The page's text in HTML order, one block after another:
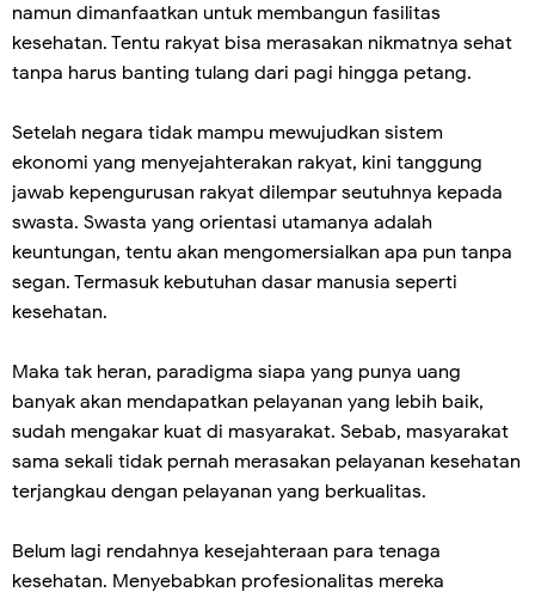
namun dimanfaatkan untuk membangun fasilitas
kesehatan. Tentu rakyat bisa merasakan nikmatnya sehat
tanpa harus banting tulang dari pagi hingga petang.
Setelah negara tidak mampu mewujudkan sistem
ekonomi yang menyejahterakan rakyat, kini tanggung
jawab kepengurusan rakyat dilempar seutuhnya kepada
swasta. Swasta yang orientasi utamanya adalah
keuntungan, tentu akan mengomersialkan apa pun tanpa
segan. Termasuk kebutuhan dasar manusia seperti
kesehatan.
Maka tak heran, paradigma siapa yang punya uang
banyak akan mendapatkan pelayanan yang lebih baik,
sudah mengakar kuat di masyarakat. Sebab, masyarakat
sama sekali tidak pernah merasakan pelayanan kesehatan
terjangkau dengan pelayanan yang berkualitas.
Belum lagi rendahnya kesejahteraan para tenaga
kesehatan. Menyebabkan profesionalitas mereka